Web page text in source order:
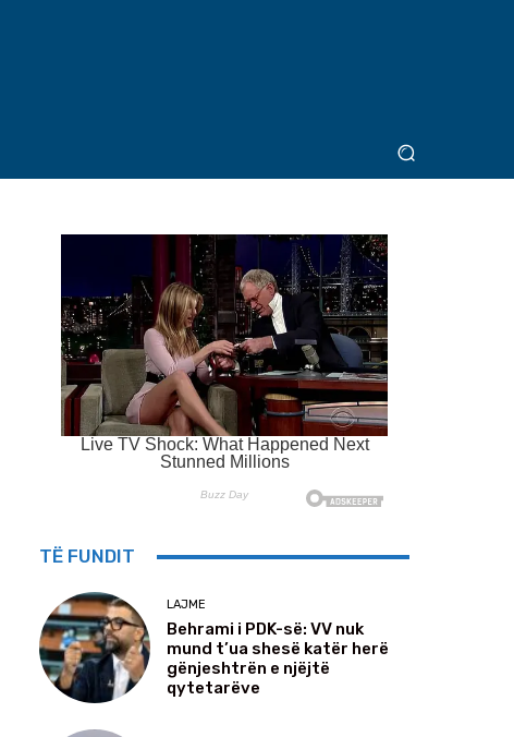
TË FUNDIT
LAJME
Behrami i PDK-së: VV nuk
mund t’ua shesë katër herë
gënjeshtrën e njëjtë
qytetarëve